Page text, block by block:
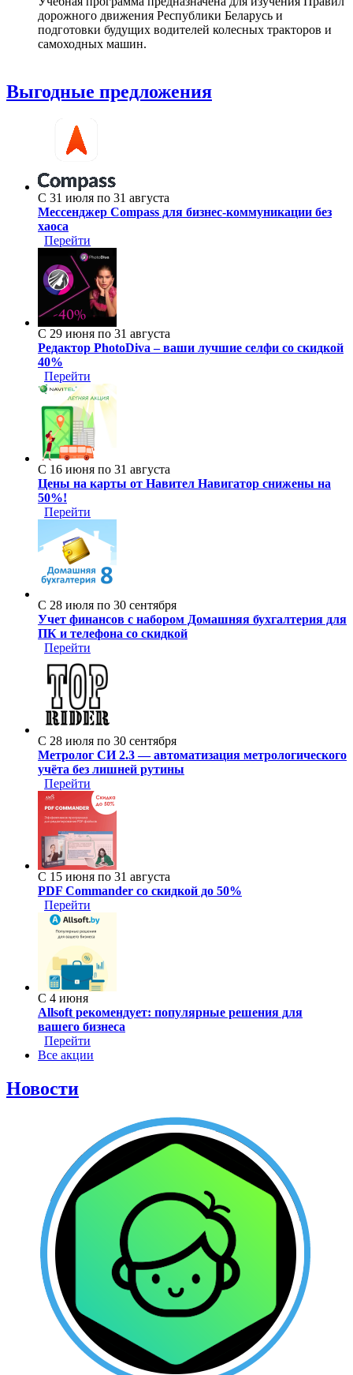
дорожного движения Республики Беларусь и
подготовки будущих водителей колесных тракторов и
самоходных машин.
Выгодные предложения
С 31 июля по 31 августа
Мессенджер Compass для бизнес-коммуникации без
хаоса
Перейти
С 29 июня по 31 августа
Редактор PhotoDiva – ваши лучшие селфи со скидкой
40%
Перейти
С 16 июня по 31 августа
Цены на карты от Навител Навигатор снижены на
50%!
Перейти
С 28 июля по 30 сентября
Учет финансов с набором Домашняя бухгалтерия для
ПК и телефона со скидкой
Перейти
С 28 июля по 30 сентября
Метролог СИ 2.3 — автоматизация метрологического
учёта без лишней рутины
Перейти
С 15 июня по 31 августа
PDF Commander со скидкой до 50%
Перейти
С 4 июня
Allsoft рекомендует: популярные решения для
вашего бизнеса
Перейти
Все акции
Новости